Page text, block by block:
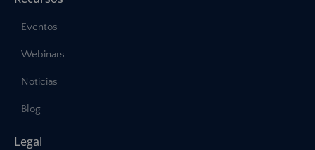
Eventos
Webinars
Noticias
Blog
Legal